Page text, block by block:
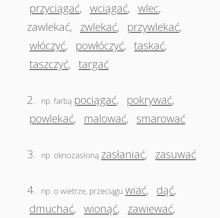
przyciągać, wciągać, wlec,
zawlekać, zwlekać, przywlekać,
włóczyć, powłóczyć, taskać,
taszczyć, targać
2. np. farbą pociągać, pokrywać,
powlekać, malować, smarować
3. np. oknozasłoną zasłaniać, zasuwać
4. np. o wietrze, przeciągu wiać, dąć,
dmuchać, wionąć, zawiewać,